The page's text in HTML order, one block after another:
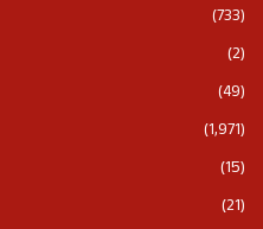
(733)
(2)
(49)
(1,971)
(15)
(21)